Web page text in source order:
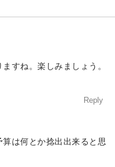
すね。楽しみましょう。
Reply
は何とか捻出出来ると思